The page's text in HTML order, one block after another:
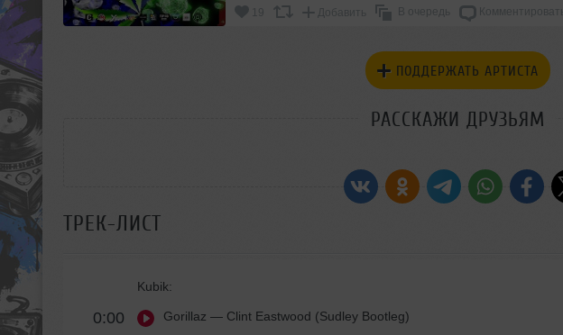
19 Добавить В очередь Комментировать
ПОДДЕРЖАТЬ АРТИСТА
РАССКАЖИ ДРУЗЬЯМ
ТРЕК-ЛИСТ
Kubik:
0:00 Gorillaz — Clint Eastwood (Sudley Bootleg)